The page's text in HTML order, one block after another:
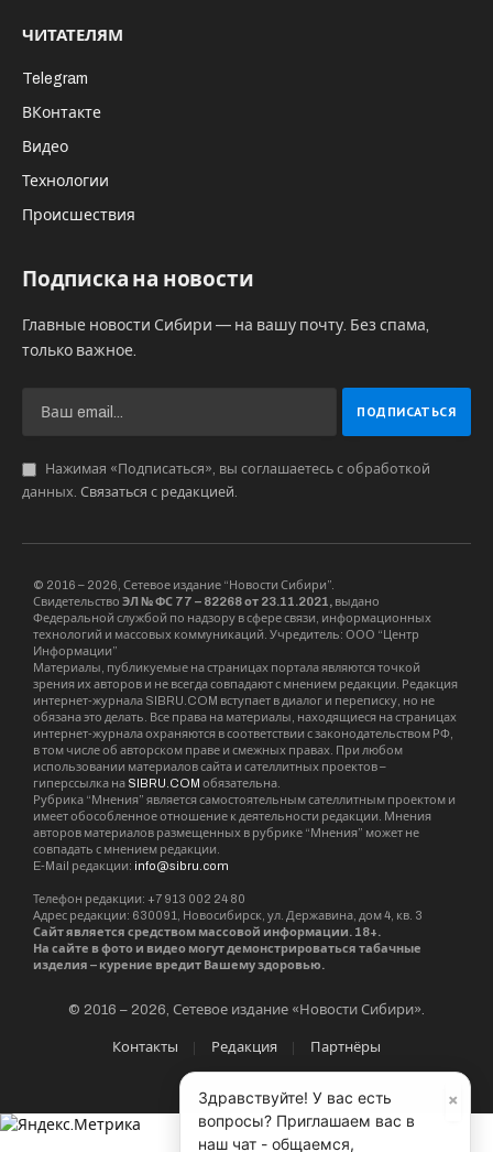
ЧИТАТЕЛЯМ
Telegram
ВКонтакте
Видео
Технологии
Происшествия
Подписка на новости
Главные новости Сибири — на вашу почту. Без спама,
только важное.
Нажимая «Подписаться», вы соглашаетесь с обработкой
данных. Связаться с редакцией.
© 2016 – 2026, Сетевое издание “Новости Сибири”.
Свидетельство ЭЛ № ФС 77 – 82268 от 23.11.2021, выдано
Федеральной службой по надзору в сфере связи, информационных
технологий и массовых коммуникаций. Учредитель: ООО “Центр
Информации”
Материалы, публикуемые на страницах портала являются точкой
зрения их авторов и не всегда совпадают с мнением редакции. Редакция
интернет-журнала SIBRU.COM вступает в диалог и переписку, но не
обязана это делать. Все права на материалы, находящиеся на страницах
интернет-журнала охраняются в соответствии с законодательством РФ,
в том числе об авторском праве и смежных правах. При любом
использовании материалов сайта и сателлитных проектов –
гиперссылка на SIBRU.COM обязательна.
Рубрика “Мнения” является самостоятельным сателлитным проектом и
имеет обособленное отношение к деятельности редакции. Мнения
авторов материалов размещенных в рубрике “Мнения” может не
совпадать с мнением редакции.
E-Mail редакции: info@sibru.com
Телефон редакции: +7 913 002 24 80
Адрес редакции: 630091, Новосибирск, ул. Державина, дом 4, кв. 3
Сайт является средством массовой информации. 18+.
На сайте в фото и видео могут демонстрироваться табачные
изделия – курение вредит Вашему здоровью.
© 2016 – 2026, Сетевое издание «Новости Сибири».
Контакты Редакция Партнёры
×
Здравствуйте! У вас есть
вопросы? Приглашаем вас в
наш чат - общаемся,